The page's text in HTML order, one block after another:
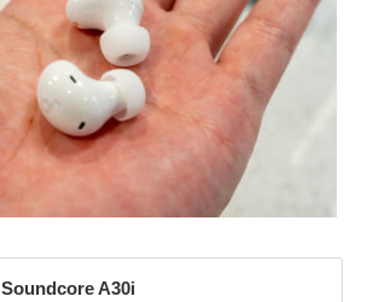
Soundcore A30i